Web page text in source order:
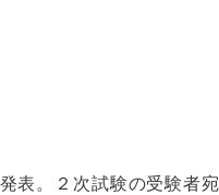
表。２次試験の受験者